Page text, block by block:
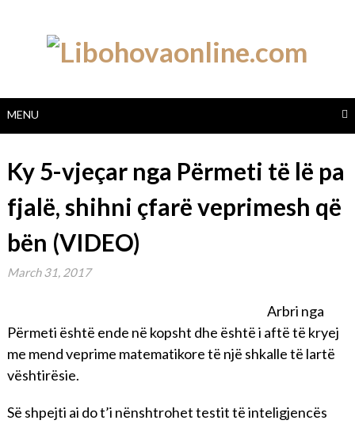
MENU
Ky 5-vjeçar nga Përmeti të lë pa
fjalë, shihni çfarë veprimesh që
bën (VIDEO)
March 31, 2017
Arbri nga
Përmeti është ende në kopsht dhe është i aftë të kryej
me mend veprime matematikore të një shkalle të lartë
vështirësie.
Së shpejti ai do t’i nënshtrohet testit të inteligjencës